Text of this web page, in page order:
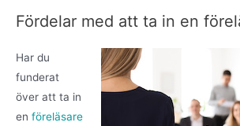
Fördelar med att ta in en
Har du
funderat
över att ta in
en föreläsare